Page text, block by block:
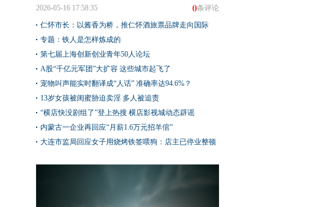
0条评论
2026-05-16 17:58:35
仁怀市长：以酱香为桥，推仁怀酒旅票品牌走向国际
专题：铁人是怎样炼成的
第七届上海创新创业青年50人论坛
A股“千亿元军团”大扩容 这些城市起飞了
宠物叫声能实时翻译成“人话” 准确率达94.6%？
13岁女孩被闺蜜胁迫卖淫 多人被追责
“横店快没剧组了”登上热搜 横店影视城动态辟谣
内蒙古一企业再回应“月薪1.6万元招羊倌”
大连市监局回应女子用烧烤铁签喂狗：店主已停业整顿